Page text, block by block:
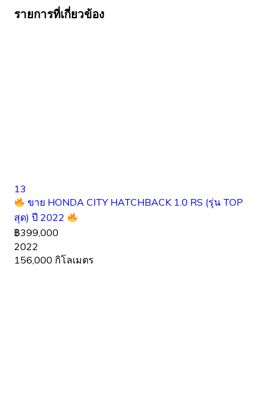
รายการที่เกี่ยวข้อง
13
ขาย HONDA CITY HATCHBACK 1.0 RS (รุ่น TOP
สุด) ปี 2022
฿399,000
2022
156,000 กิโลเมตร